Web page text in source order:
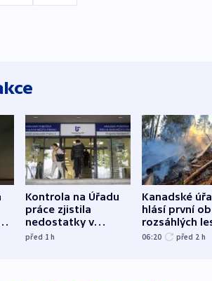
Kontrola na Úřadu
práce zjistila
nedostatky v
účetnictví za 5,6
před 1h
Kanadské
hlásí první
rozsáhlých
požárů
06:20 před 2 h